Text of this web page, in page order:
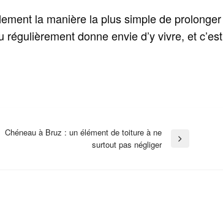
la manière la plus simple de prolonger
régulièrement donne envie d’y vivre, et c’est
Chéneau à Bruz : un élément de toiture à ne
surtout pas négliger